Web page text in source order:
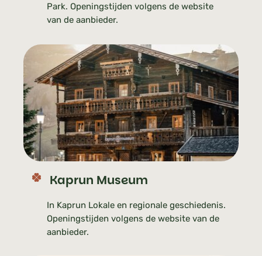
Park. Openingstijden volgens de website
van de aanbieder.
Kaprun Museum
In Kaprun Lokale en regionale geschiedenis.
Openingstijden volgens de website van de
aanbieder.